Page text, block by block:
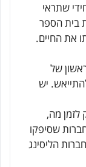
שתראי
בית הספר
את החיים.
של
יש
מה,
שסיפקו
הליסינג